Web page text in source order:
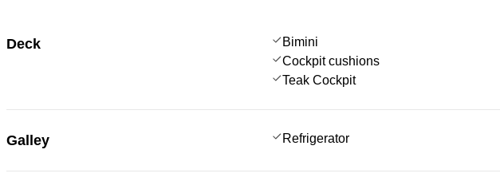
Deck Bimini
Cockpit cushions
Teak Cockpit
Galley Refrigerator